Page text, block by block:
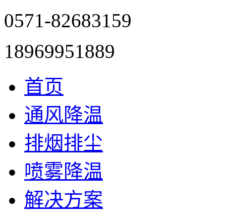
0571-82683159
18969951889
首页
通风降温
排烟排尘
喷雾降温
解决方案